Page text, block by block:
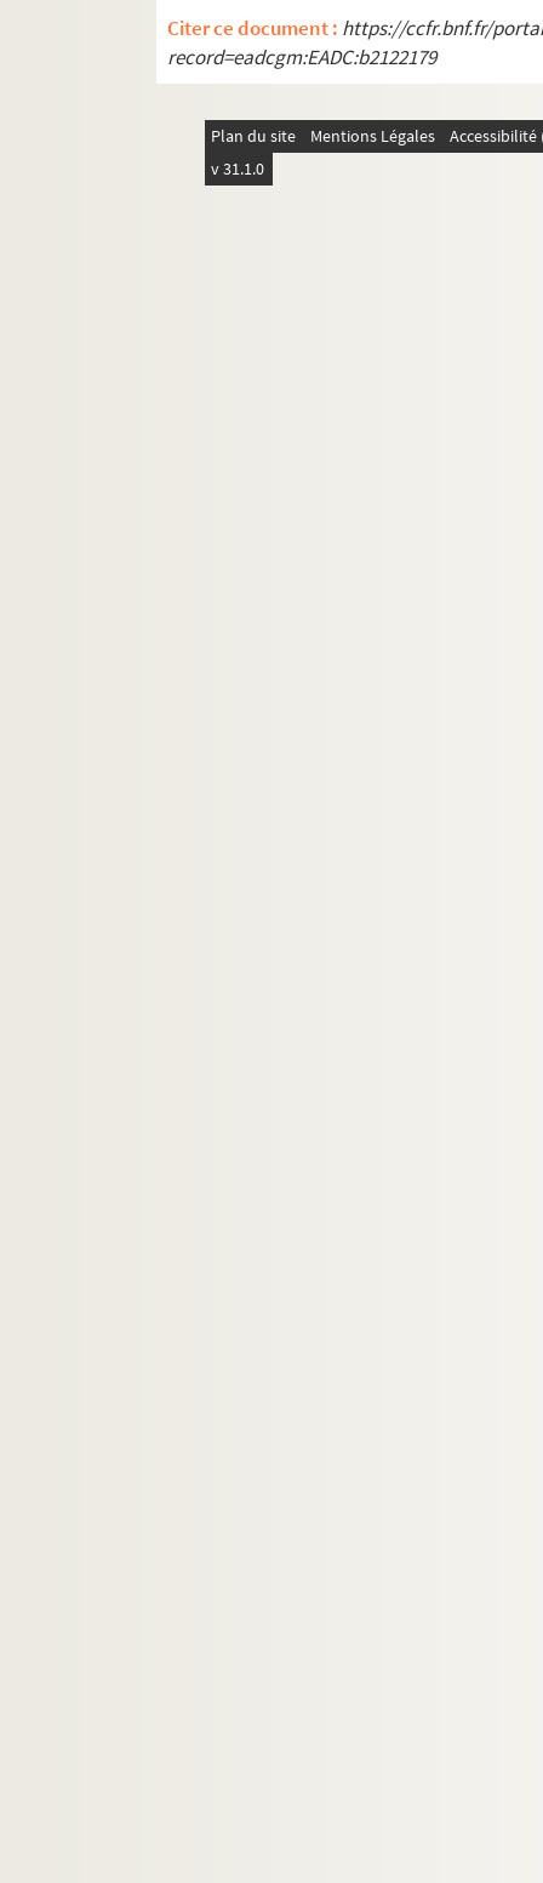
Citer ce document : https://ccfr.bnf.fr/
record=eadcgm:EADC:b2122179
Plan du site Mentions Légales
v 31.1.0